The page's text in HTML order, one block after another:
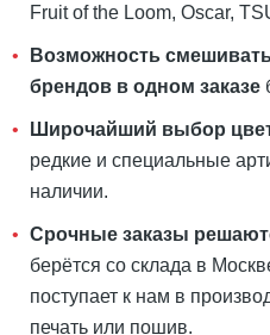
Fruit of the Loom, Oscar,
Возможность
брендов в одном заказе
Широчайший выбор
редкие и специальные
наличии.
Срочные заказы
берётся со склада в
поступает к нам в
печать или пошив.